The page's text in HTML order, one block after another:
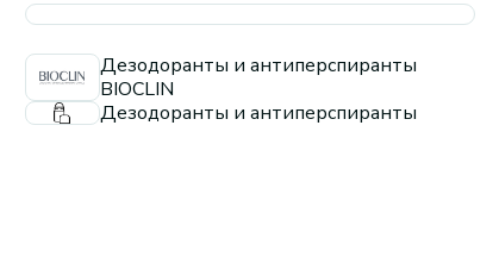
Дезодоранты и антиперспиранты
BIOCLIN
Дезодоранты и антиперспиранты